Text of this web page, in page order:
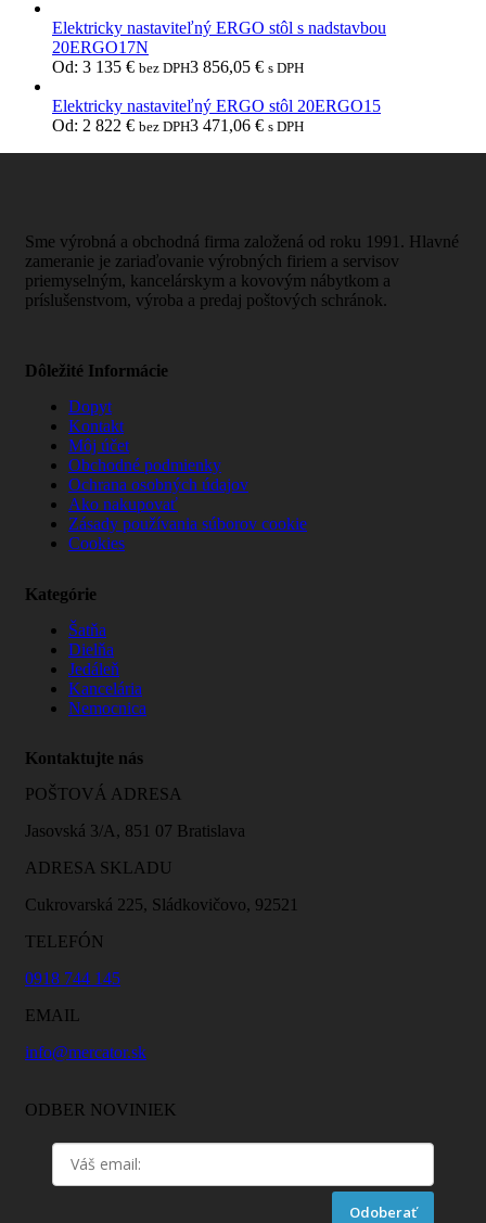
Elektricky nastaviteľný ERGO stôl s nadstavbou
20ERGO17N
Od: 3 135 € bez DPH3 856,05 € s DPH
Elektricky nastaviteľný ERGO stôl 20ERGO15
Od: 2 822 € bez DPH3 471,06 € s DPH
Sme výrobná a obchodná firma založená od roku 1991. Hlavné
zameranie je zariaďovanie výrobných firiem a servisov
priemyselným, kancelárskym a kovovým nábytkom a
príslušenstvom, výroba a predaj poštových schránok.
Dôležité Informácie
Dopyt
Kontakt
Môj účet
Obchodné podmienky
Ochrana osobných údajov
Ako nakupovať
Zásady používania súborov cookie
Cookies
Kategórie
Šatňa
Dielňa
Jedáleň
Kancelária
Nemocnica
Kontaktujte nás
POŠTOVÁ ADRESA
Jasovská 3/A, 851 07 Bratislava
ADRESA SKLADU
Cukrovarská 225, Sládkovičovo, 92521
TELEFÓN
0918 744 145
EMAIL
info@mercator.sk
ODBER NOVINIEK
Odoberať